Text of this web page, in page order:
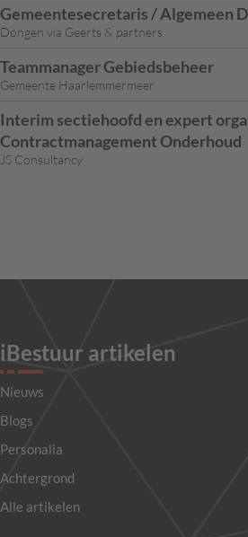
Gemeentesecretaris / Algemeen
Dongen via Geerts & partners
Teammanager Gebiedsbeheer
Gemeente Haarlemmermeer
Interim sectiehoofd en expert
Contractmanagement Onderhoud
JS Consultancy
iBestuur artikelen
Nieuws
Blogs
Personalia
Achtergrond
Alle artikelen